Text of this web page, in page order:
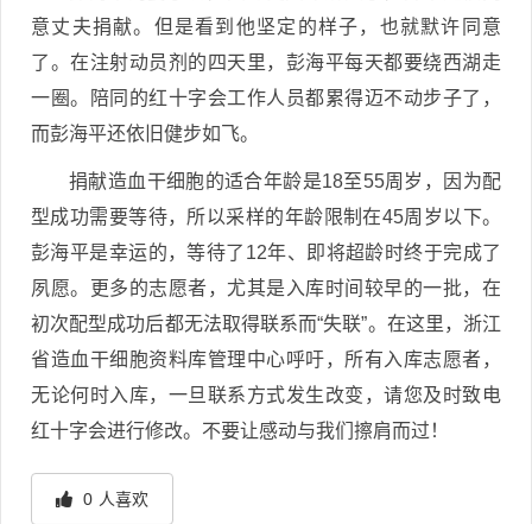
意丈夫捐献。但是看到他坚定的样子，也就默许同意
了。在注射动员剂的四天里，彭海平每天都要绕西湖走
一圈。陪同的红十字会工作人员都累得迈不动步子了，
而彭海平还依旧健步如飞。
捐献造血干细胞的适合年龄是18至55周岁，因为配
型成功需要等待，所以采样的年龄限制在45周岁以下。
彭海平是幸运的，等待了12年、即将超龄时终于完成了
夙愿。更多的志愿者，尤其是入库时间较早的一批，在
初次配型成功后都无法取得联系而“失联”。在这里，浙江
省造血干细胞资料库管理中心呼吁，所有入库志愿者，
无论何时入库，一旦联系方式发生改变，请您及时致电
红十字会进行修改。不要让感动与我们擦肩而过！
0 人喜欢